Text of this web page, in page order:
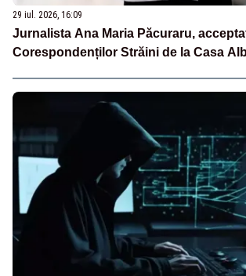
29 iul. 2026, 16:09
Jurnalista Ana Maria Păcuraru,
Corespondenților Străini de la Casa